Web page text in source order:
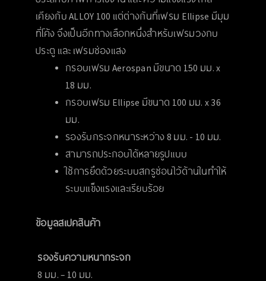
เคียงกับ ALLOY 100 แต่ต่างกันที่เฟรม Ellipse มีมุม
ที่โค้ง จึงเป็นอีกทางเลือกหนึ่งสำหรับเฟรมวงกบ
ประตู และ เฟรมช่องแสง
กรอบเฟรม Aerospan มีขนาด 150 มม. x
18 มม.
กรอบเฟรม Ellipse มีขนาด 100 มม. x 36
มม.
รองรับกระจกหนาระหว่าง 8 มม. - 10 มม.
สามารถประกอบได้หลายรูปแบบ
ใช้การยึดด้วยระบบสกรูซ่อนไว้ด้านในทำให้
ระบบแข็งแรงและเรียบร้อย
ข้อมูลสเปคสินค้า
รองรับความหนากระจก
8 มม. – 10 มม.